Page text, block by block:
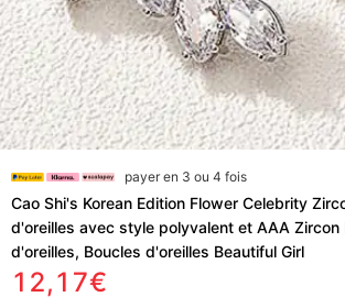
payer en 3 ou 4 fois
Cao Shi's Korean Edition Flower Celebrity
d'oreilles avec style polyvalent et AAA Zircon
d'oreilles, Boucles d'oreilles Beautiful Girl
12,17€